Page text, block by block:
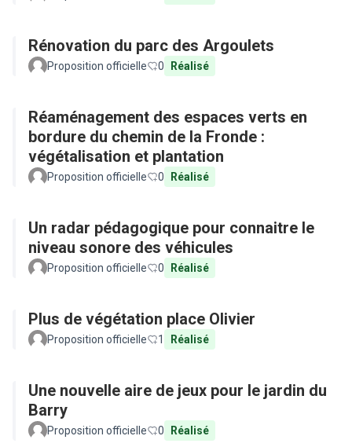
Rénovation du parc des Argoulets
Proposition officielle 0 Réalisé
Réaménagement des espaces verts en
bordure du chemin de la Fronde :
végétalisation et plantation
Proposition officielle 0 Réalisé
Un radar pédagogique pour connaitre le
niveau sonore des véhicules
Proposition officielle 0 Réalisé
Plus de végétation place Olivier
Proposition officielle 1 Réalisé
Une nouvelle aire de jeux pour le jardin du
Barry
Proposition officielle 0 Réalisé